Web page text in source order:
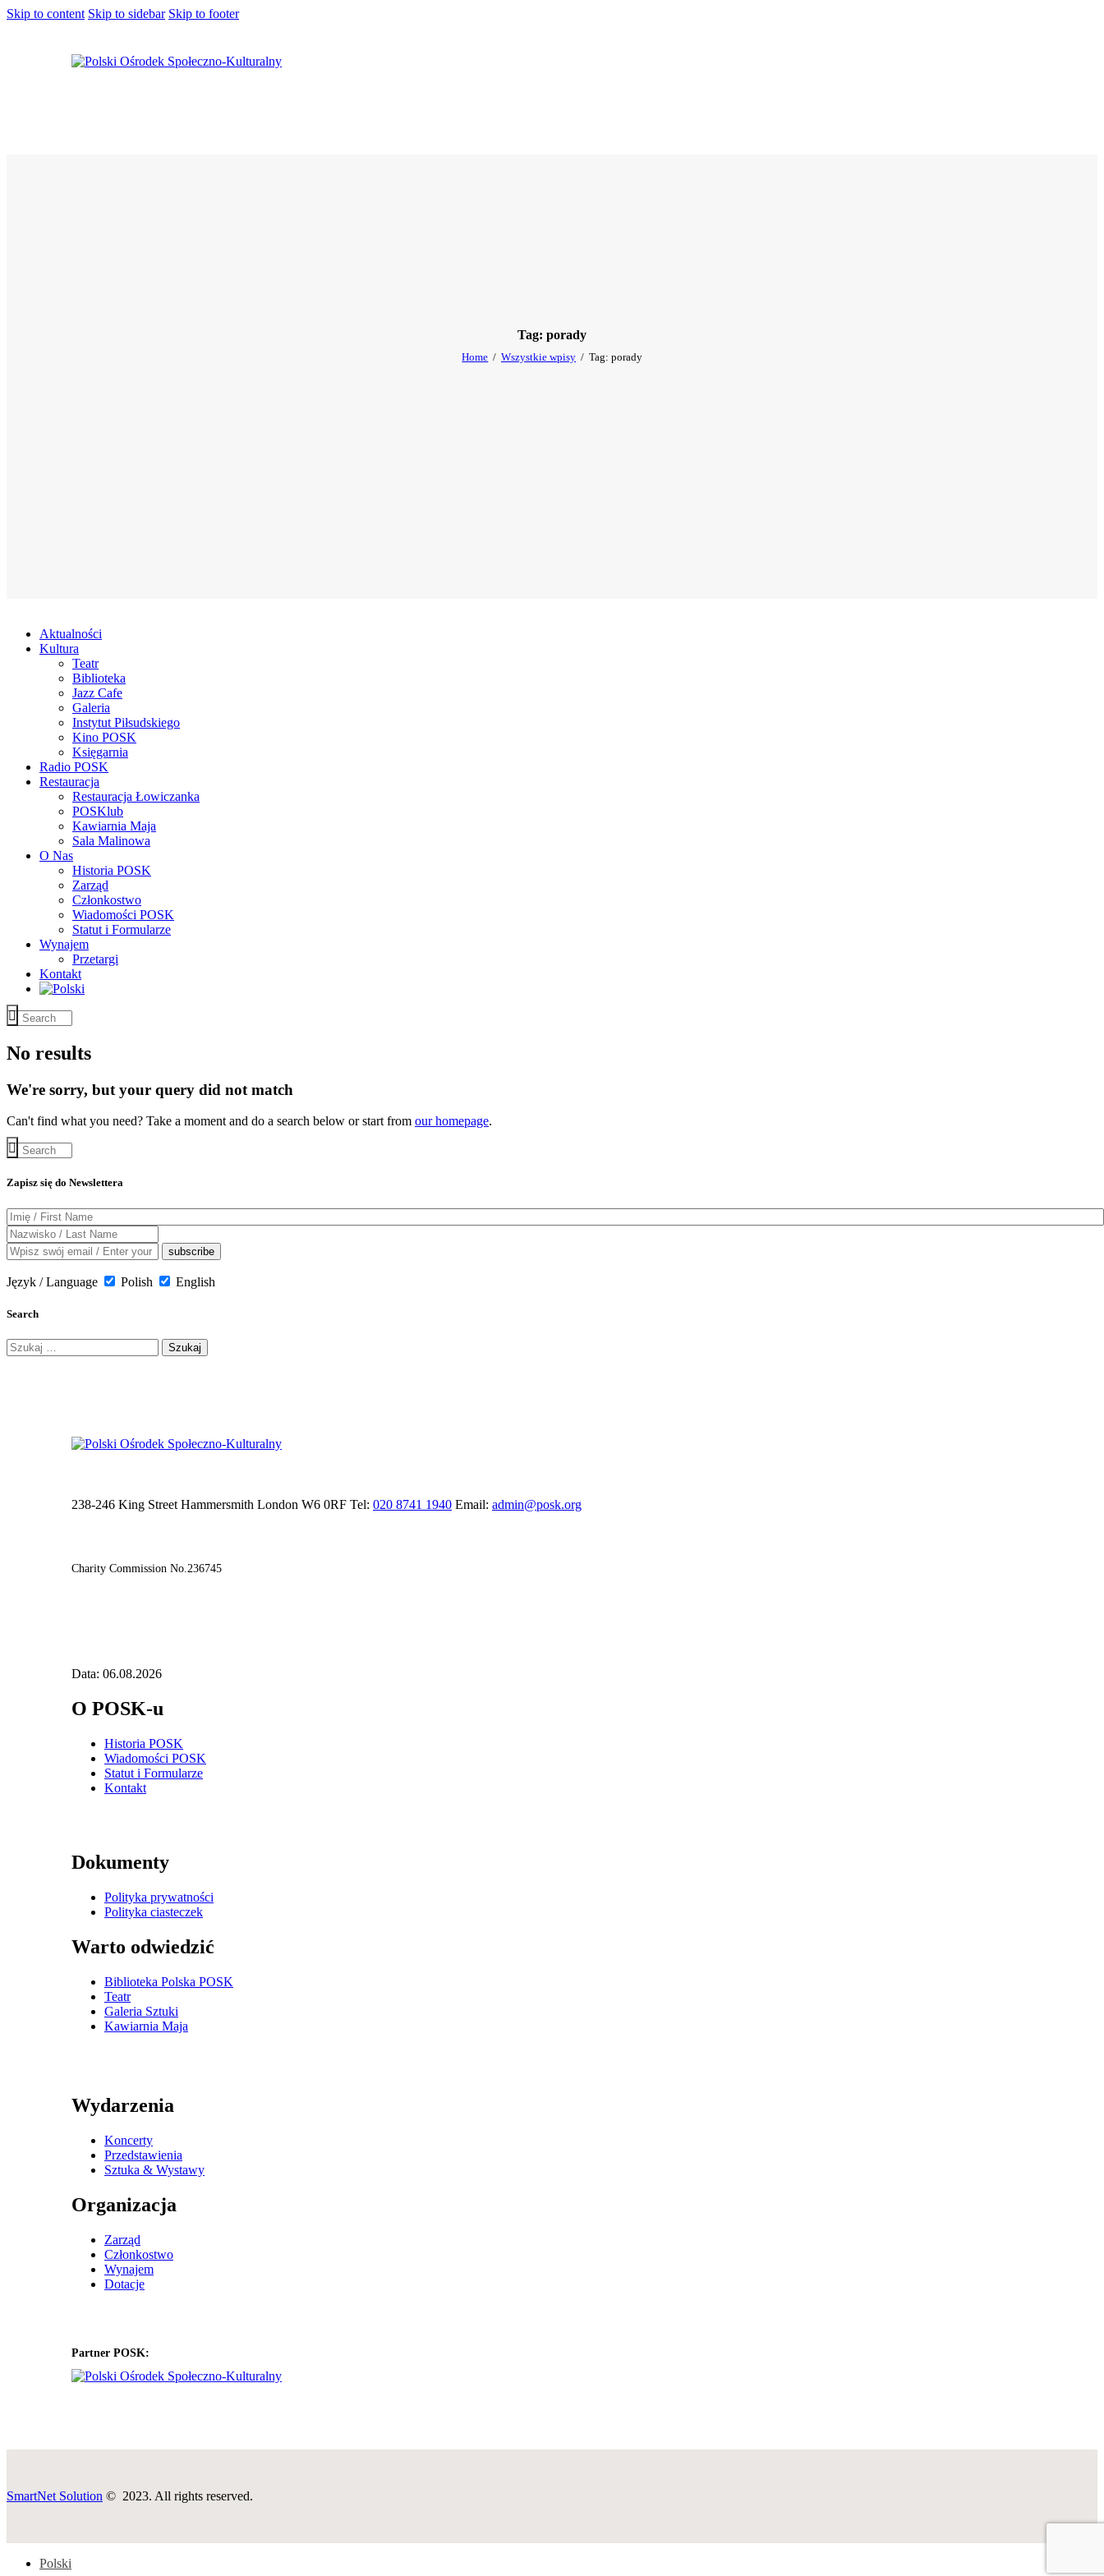
Skip to content Skip to sidebar Skip to footer
Tag: porady
Home Wszystkie wpisy Tag: porady
Aktualności
Kultura
Teatr
Biblioteka
Jazz Cafe
Galeria
Instytut Piłsudskiego
Kino POSK
Księgarnia
Radio POSK
Restauracja
Restauracja Łowiczanka
POSKlub
Kawiarnia Maja
Sala Malinowa
O Nas
Historia POSK
Zarząd
Członkostwo
Wiadomości POSK
Statut i Formularze
Wynajem
Przetargi
Kontakt
No results
We're sorry, but your query did not match
Can't find what you need? Take a moment and do a search below or start from our homepage.
Zapisz się do Newslettera
Język / Language Polish English
Search
Szukaj:
238-246 King Street Hammersmith London W6 0RF Tel: 020 8741 1940 Email: admin@posk.org
Charity Commission No.236745
Data: 06.08.2026
O POSK-u
Historia POSK
Wiadomości POSK
Statut i Formularze
Kontakt
Dokumenty
Polityka prywatności
Polityka ciasteczek
Warto odwiedzić
Biblioteka Polska POSK
Teatr
Galeria Sztuki
Kawiarnia Maja
Wydarzenia
Koncerty
Przedstawienia
Sztuka & Wystawy
Organizacja
Zarząd
Członkostwo
Wynajem
Dotacje
Partner POSK:
SmartNet Solution © 2023. All rights reserved.
Polski